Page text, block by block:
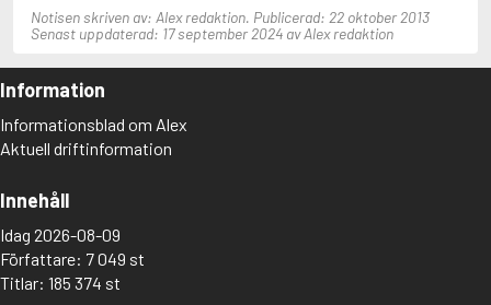
Adams, Jane
Adams, Richard
Adelborg, Ottilia
Adichie, Chimamanda Ngozi
Adiga, Aravind
Adnan, Etel
Adolfsson, Eva
Adolfsson, Evert
Adolfsson, Gunnar
Adolfsson, Josefine
Notisen skriven av: Alex redaktion. Publicerad: 22 oktober 2013
Senast uppdaterad: 17 september 2024 av Alex redaktion
Information
Informationsblad om Alex
Aktuell driftinformation
Innehåll
Idag 2026-08-09
Författare: 7 049 st
Titlar: 185 374 st